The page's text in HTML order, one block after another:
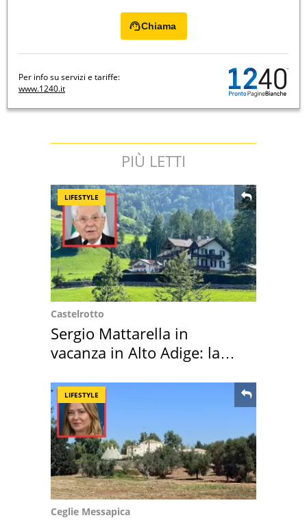
Chiama
Per info su servizi e tariffe:
www.1240.it
PIÙ LETTI
LIFESTYLE
Castelrotto
Sergio Mattarella in
vacanza in Alto Adige: la
LIFESTYLE
Ceglie Messapica